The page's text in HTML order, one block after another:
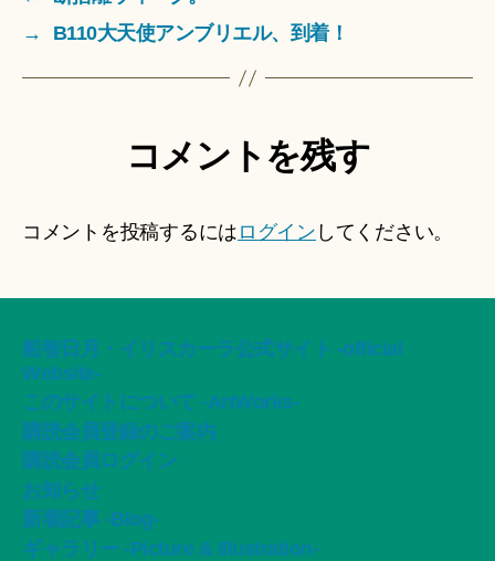
→
B110大天使アンブリエル、到着！
コメントを残す
コメントを投稿するには ログイン してください。
船智日月・イリスカーラ公式サイト -official
Website-
このサイトについて -ArtWorks-
購読会員登録のご案内
購読会員ログイン
お知らせ
新着記事 -Blog-
ギャラリー -Picture & Illustration-